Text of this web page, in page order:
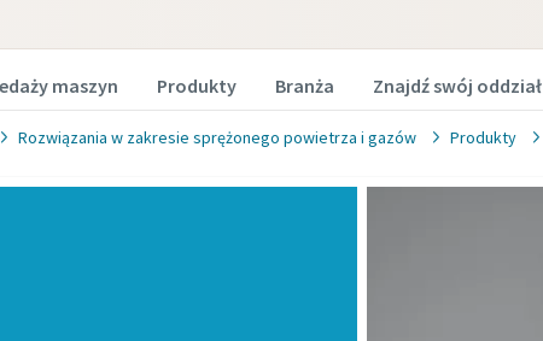
maszyn Produkty Branża Znajdź swój oddział
Rozwiązania w zakresie sprężonego powietrza i gazów Produkty